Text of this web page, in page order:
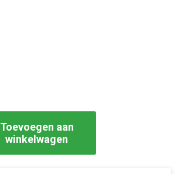
Toevoegen aan
winkelwagen